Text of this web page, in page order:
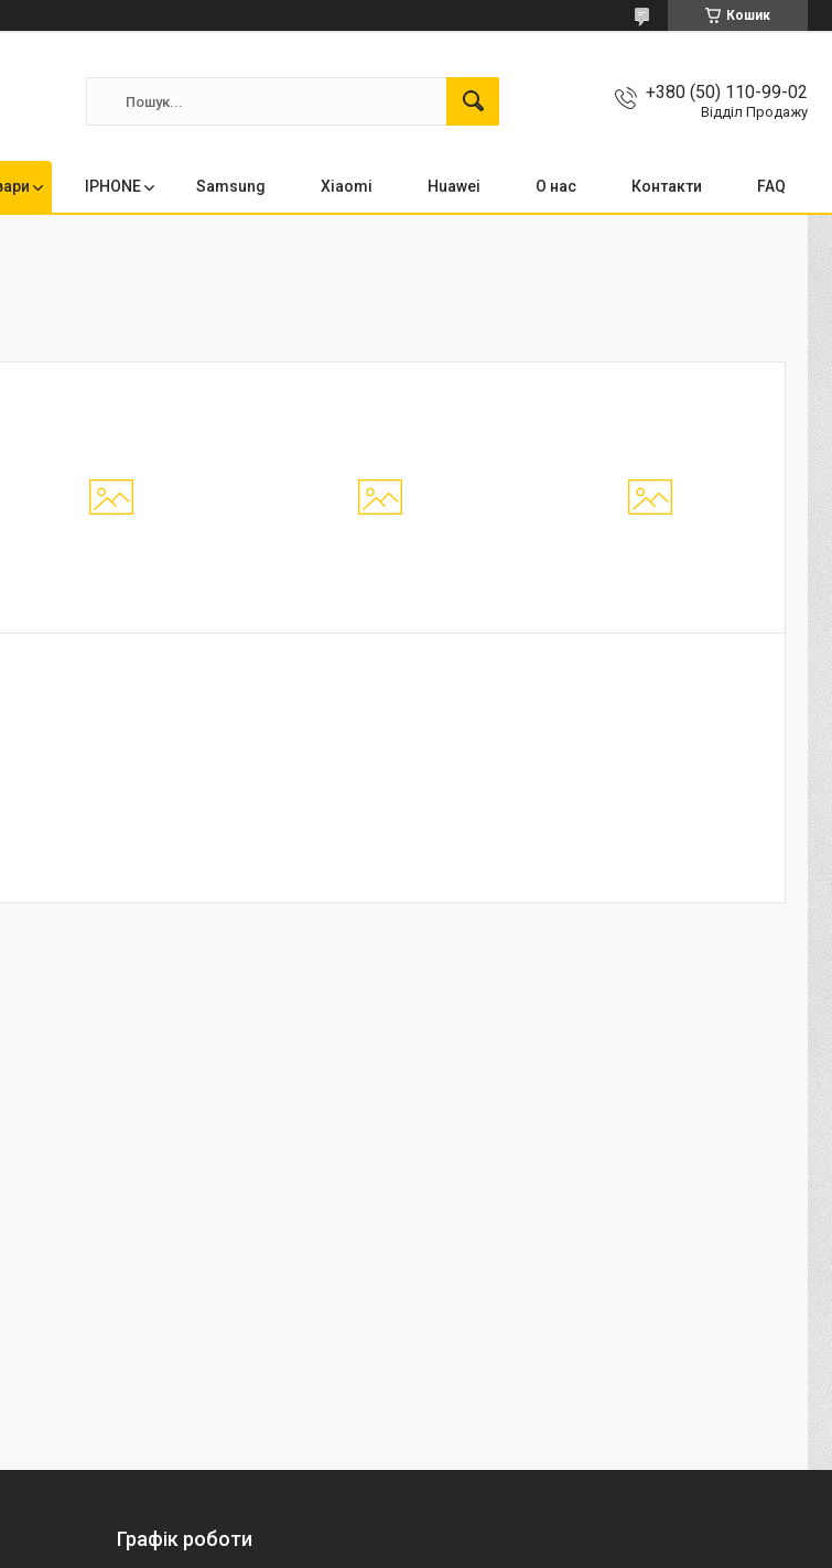
Кошик
+380 (50) 110-99-02
Відділ Продажу
IPHONE Samsung Xiaomi Huawei О нас Контакти FAQ
Графік роботи